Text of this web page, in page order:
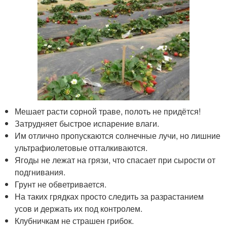
Мешает расти сорной траве, полоть не придётся!
Затрудняет быстрое испарение влаги.
Им отлично пропускаются солнечные лучи, но лишние
ультрафиолетовые отталкиваются.
Ягоды не лежат на грязи, что спасает при сырости от
подгнивания.
Грунт не обветривается.
На таких грядках просто следить за разрастанием
усов и держать их под контролем.
Клубничкам не страшен грибок.